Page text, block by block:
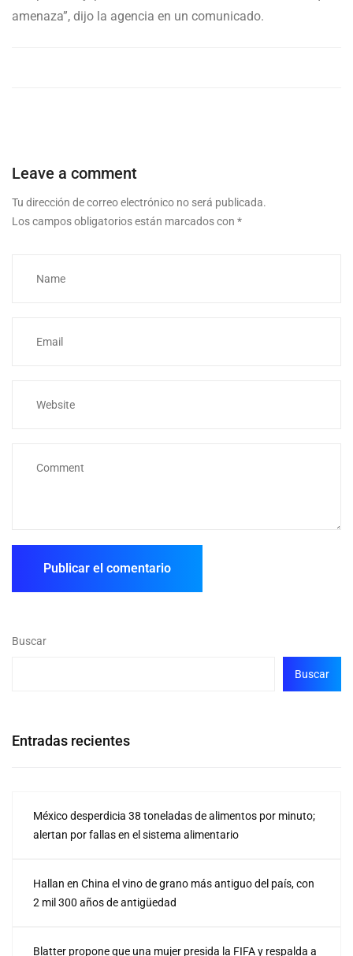
amenaza”, dijo la agencia en un comunicado.
Leave a comment
Tu dirección de correo electrónico no será publicada.
Los campos obligatorios están marcados con *
Buscar
Buscar
Entradas recientes
México desperdicia 38 toneladas de alimentos por minuto;
alertan por fallas en el sistema alimentario
Hallan en China el vino de grano más antiguo del país, con
2 mil 300 años de antigüedad
Blatter propone que una mujer presida la FIFA y respalda a